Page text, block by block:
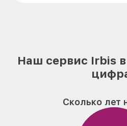
Irbis
Прошивка / разблокировка
Замена контроллера питания
(мультиконтроллера)
Наш сервис Irbis
Сколько лет